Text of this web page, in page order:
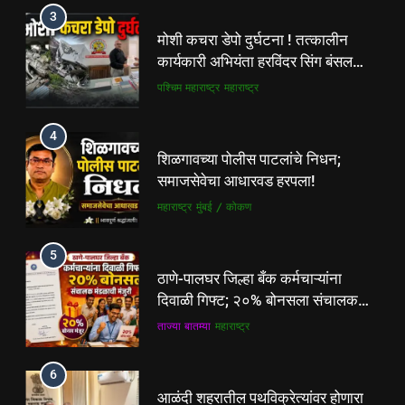
3
मोशी कचरा डेपो दुर्घटना ! तत्कालीन
कार्यकारी अभियंता हरविंदर सिंग बंसल
यांच्या चौकशीची मागणी
पश्चिम महाराष्ट्र महाराष्ट्र
4
शिळगावच्या पोलीस पाटलांचे निधन;
समाजसेवेचा आधारवड हरपला!
महाराष्ट्र मुंबई / कोकण
5
ठाणे-पालघर जिल्हा बँक कर्मचाऱ्यांना
दिवाळी गिफ्ट; २०% बोनसला संचालक
मंडळाची मंजुरी
ताज्या बातम्या महाराष्ट्र
6
आळंदी शहरातील पथविक्रेत्यांवर होणारा
5